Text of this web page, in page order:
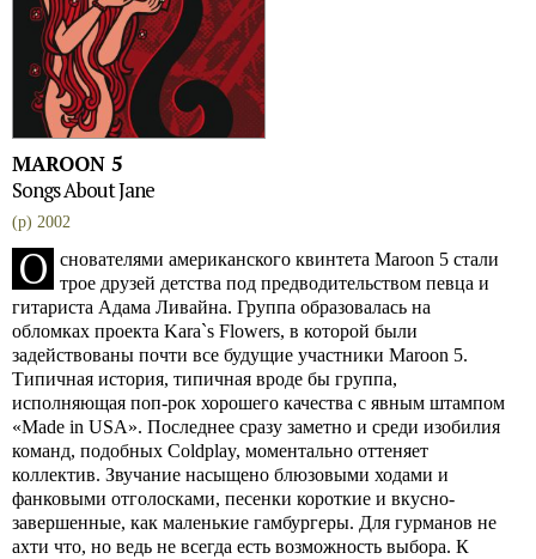
MAROON 5
Songs About Jane
(p) 2002
О
снователями американского квинтета Maroon 5 стали
трое друзей детства под предводительством певца и
гитариста Адама Ливайна. Группа образовалась на
обломках проекта Kara`s Flowers, в которой были
задействованы почти все будущие участники Maroon 5.
Типичная история, типичная вроде бы группа,
исполняющая поп-рок хорошего качества с явным штампом
«Made in USA». Последнее сразу заметно и среди изобилия
команд, подобных Coldplay, моментально оттеняет
коллектив. Звучание насыщено блюзовыми ходами и
фанковыми отголосками, песенки короткие и вкусно-
завершенные, как маленькие гамбургеры. Для гурманов не
ахти что, но ведь не всегда есть возможность выбора. К